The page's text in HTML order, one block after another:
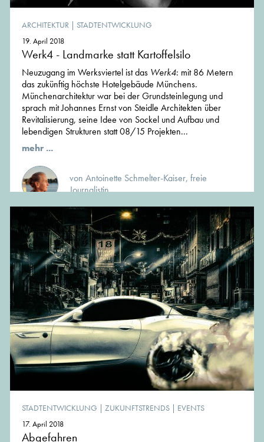
ARCHITEKTUR | STADTENTWICKLUNG
19. April 2018
Werk4 - Landmarke statt Kartoffelsilo
Neuzugang im Werksviertel ist das Werk4: mit 86 Metern
das zukünftig höchste Hotelgebäude Münchens.
Münchenarchitektur war bei der Grundsteinlegung und
sprach mit Johannes Ernst von Steidle Architekten über
Revitalisierung, seine Idee von Sockel und Aufbau und
lebendigen Strukturen statt 08/15 Projekten...
mehr ...
von Antoinette Schmelter-Kaiser, freie
Journalistin
STADTENTWICKLUNG | ZUKUNFTSTRENDS | EVENTS
17. April 2018
Abgefahren